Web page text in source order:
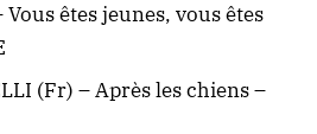
êtes jeunes, vous êtes
(Fr) – Après les chiens –